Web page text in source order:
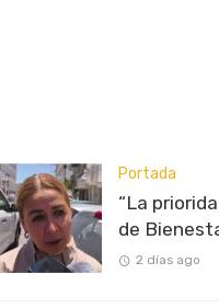
Portada
“La
de
2 días ago